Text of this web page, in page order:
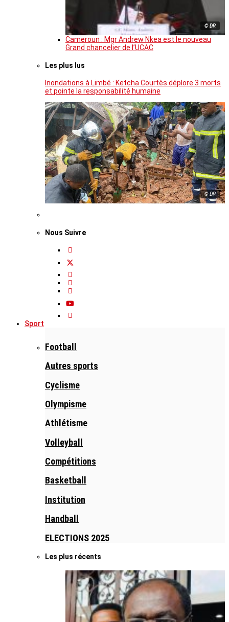
© DR
Cameroun : Mgr Andrew Nkea est le nouveau
Grand chancelier de l’UCAC
Les plus lus
Inondations à Limbé : Ketcha Courtès déplore 3 morts
et pointe la responsabilité humaine
© DR
Nous Suivre
Sport
Football
Autres sports
Cyclisme
Olympisme
Athlétisme
Volleyball
Compétitions
Basketball
Institution
Handball
ELECTIONS 2025
Les plus récents